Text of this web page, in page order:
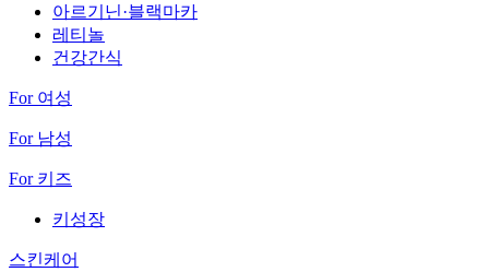
아르기닌·블랙마카
레티놀
건강간식
For 여성
For 남성
For 키즈
키성장
스킨케어